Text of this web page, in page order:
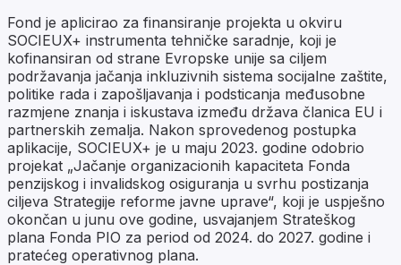
Fond je aplicirao za finansiranje projekta u okviru
SOCIEUX+ instrumenta tehničke saradnje, koji je
kofinansiran od strane Evropske unije sa ciljem
podržavanja jačanja inkluzivnih sistema socijalne zaštite,
politike rada i zapošljavanja i podsticanja međusobne
razmjene znanja i iskustava između država članica EU i
partnerskih zemalja. Nakon sprovedenog postupka
aplikacije, SOCIEUX+ je u maju 2023. godine odobrio
projekat „Jačanje organizacionih kapaciteta Fonda
penzijskog i invalidskog osiguranja u svrhu postizanja
ciljeva Strategije reforme javne uprave“, koji je uspješno
okončan u junu ove godine, usvajanjem Strateškog
plana Fonda PIO za period od 2024. do 2027. godine i
pratećeg operativnog plana.